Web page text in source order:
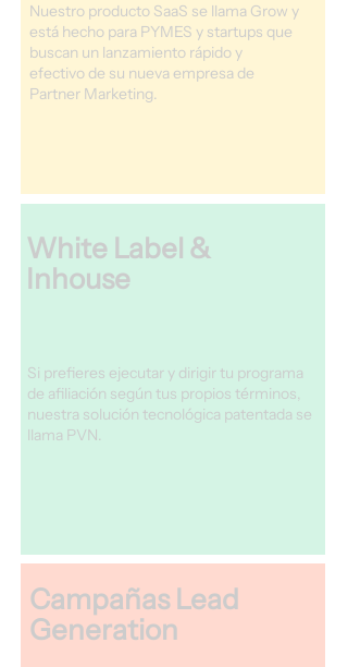
Nuestro producto SaaS se llama Grow y
está hecho para PYMES y startups que
buscan un lanzamiento rápido y
efectivo de su nueva empresa de
Partner Marketing.
White Label &
Inhouse
Si prefieres ejecutar y dirigir tu programa
de afiliación según tus propios términos,
nuestra solución tecnológica patentada se
llama PVN.
Campañas Lead
Generation